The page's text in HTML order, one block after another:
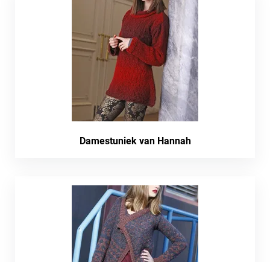
Damestuniek van Hannah